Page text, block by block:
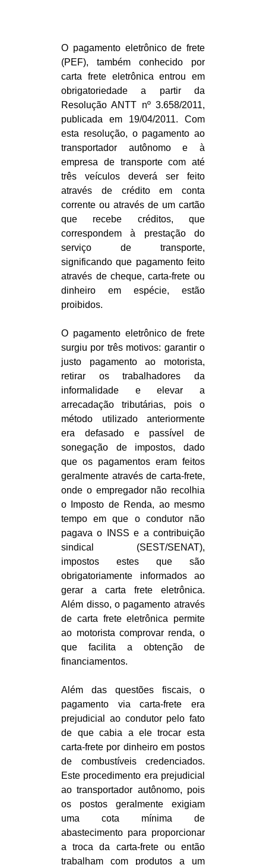
O pagamento eletrônico de frete
(PEF), também conhecido por
carta frete eletrônica entrou em
obrigatoriedade a partir da
Resolução ANTT nº 3.658/2011,
publicada em 19/04/2011. Com
esta resolução, o pagamento ao
transportador autônomo e à
empresa de transporte com até
três veículos deverá ser feito
através de crédito em conta
corrente ou através de um cartão
que recebe créditos, que
correspondem à prestação do
serviço de transporte,
significando que pagamento feito
através de cheque, carta-frete ou
dinheiro em espécie, estão
proibidos.
O pagamento eletrônico de frete
surgiu por três motivos: garantir o
justo pagamento ao motorista,
retirar os trabalhadores da
informalidade e elevar a
arrecadação tributárias, pois o
método utilizado anteriormente
era defasado e passível de
sonegação de impostos, dado
que os pagamentos eram feitos
geralmente através de carta-frete,
onde o empregador não recolhia
o Imposto de Renda, ao mesmo
tempo em que o condutor não
pagava o INSS e a contribuição
sindical (SEST/SENAT),
impostos estes que são
obrigatoriamente informados ao
gerar a carta frete eletrônica.
Além disso, o pagamento através
de carta frete eletrônica permite
ao motorista comprovar renda, o
que facilita a obtenção de
financiamentos.
Além das questões fiscais, o
pagamento via carta-frete era
prejudicial ao condutor pelo fato
de que cabia a ele trocar esta
carta-frete por dinheiro em postos
de combustíveis credenciados.
Este procedimento era prejudicial
ao transportador autônomo, pois
os postos geralmente exigiam
uma cota mínima de
abastecimento para proporcionar
a troca da carta-frete ou então
trabalham com produtos a um